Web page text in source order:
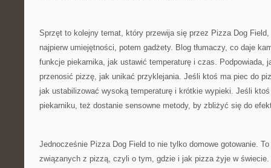
Sprzęt to kolejny temat, który przewija się przez Pizza Dog
najpierw umiejętności, potem gadżety. Blog tłumaczy, co daje
funkcje piekarnika, jak ustawić temperaturę i czas. Podpowiada,
przenosić pizzę, jak unikać przyklejania. Jeśli ktoś ma piec do
jak ustabilizować wysoką temperaturę i krótkie wypieki. Jeśli
piekarniku, też dostanie sensowne metody, by zbliżyć się do
Jednocześnie Pizza Dog Field to nie tylko domowe gotowanie.
związanych z pizzą, czyli o tym, gdzie i jak pizza żyje w